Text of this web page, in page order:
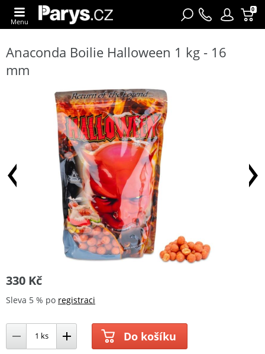
0
Menu
Anaconda Boilie Halloween 1 kg - 16
mm
330 Kč
Sleva 5 % po registraci
Do košíku